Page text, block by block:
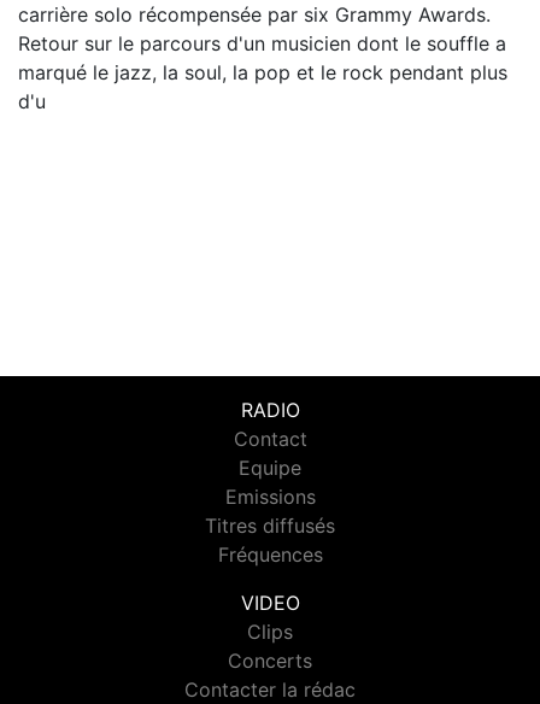
carrière solo récompensée par six Grammy Awards.
Retour sur le parcours d'un musicien dont le souffle a
marqué le jazz, la soul, la pop et le rock pendant plus
d'u
RADIO
Contact
Equipe
Emissions
Titres diffusés
Fréquences
VIDEO
Clips
Concerts
Contacter la rédac